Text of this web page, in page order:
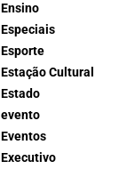
Ensino
Especiais
Esporte
Estação Cultural
Estado
evento
Eventos
Executivo